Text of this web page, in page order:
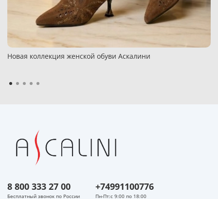
Новая коллекция женской обуви Аскалини
8 800 333 27 00
Бесплатный звонок по России
+74991100776
Пн-Пт:с 9:00 по 18:00